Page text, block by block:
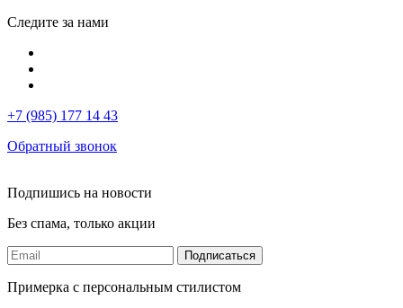
Следите за нами
+7 (985) 177 14 43
Обратный звонок
Подпишись на новости
Без спама, только акции
Подписаться
Примерка с персональным стилистом